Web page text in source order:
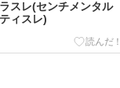
スレ(センチメンタル
ィスレ)